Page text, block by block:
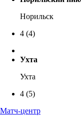
Норильск
4 (4)
Ухта
Ухта
4 (5)
Матч-центр